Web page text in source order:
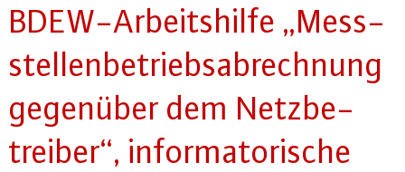
BDEW-Ar­beits­hil­fe „Mess­
stel­len­be­triebs­ab­rech­nung
gegenüber dem Netz­be­
trei­ber“, in­for­ma­to­ri­sche